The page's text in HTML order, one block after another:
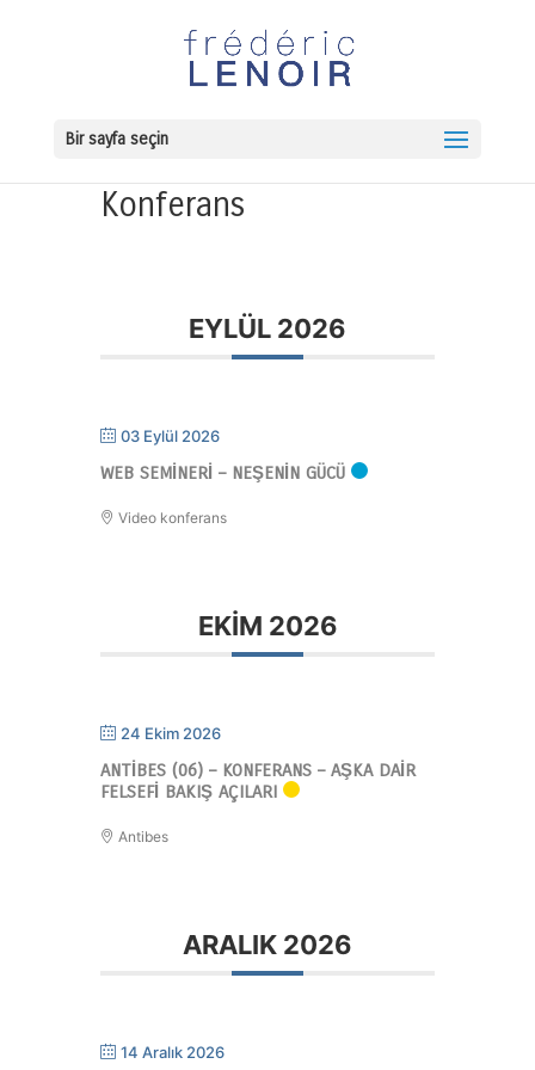
Bir sayfa seçin
Konferans
EYLÜL 2026
03 Eylül 2026
WEB SEMINERI – NEŞENIN GÜCÜ
Video konferans
EKIM 2026
24 Ekim 2026
ANTIBES (06) – KONFERANS – AŞKA DAIR
FELSEFI BAKIŞ AÇILARI
Antibes
ARALIK 2026
14 Aralık 2026